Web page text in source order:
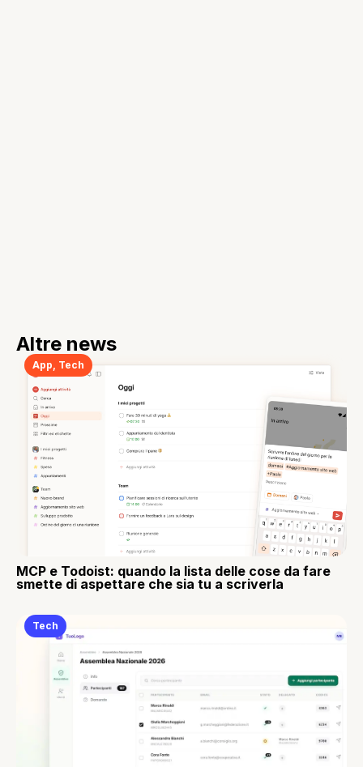
Altre news
App Tech
MCP e Todoist: quando la lista delle cose da fare
smette di aspettare che sia tu a scriverla
Tech